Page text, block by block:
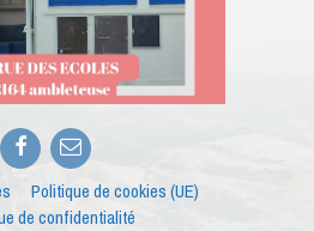
Facebook
E-
mail
Politique de cookies (UE)
de confidentialité